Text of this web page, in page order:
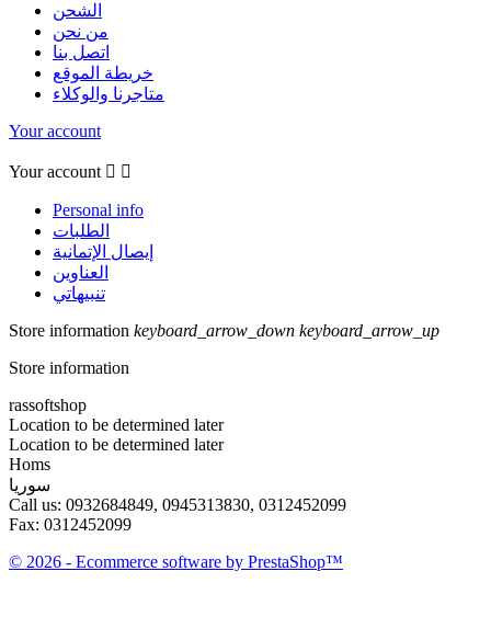
الشحن
من نحن
اتصل بنا
خريطة الموقع
متاجرنا والوكلاء
Your account
Your account  
Personal info
الطلبات
إيصال الإتمانية
العناوين
تنبيهاتي
Store information keyboard_arrow_down keyboard_arrow_up
Store information
rassoftshop
Location to be determined later
Location to be determined later
Homs
سوريا
Call us: 0932684849, 0945313830, 0312452099
Fax: 0312452099
© 2026 - Ecommerce software by PrestaShop™